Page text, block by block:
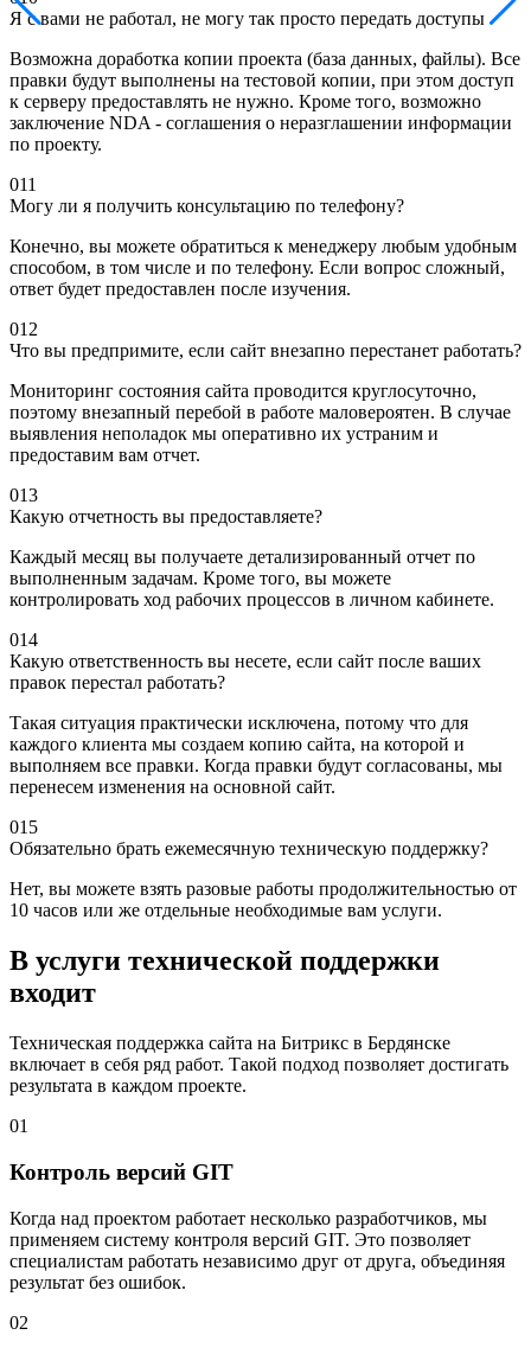
Я с вами не работал, не могу так просто передать доступы
Возможна доработка копии проекта (база данных, файлы). Все
правки будут выполнены на тестовой копии, при этом доступ
к серверу предоставлять не нужно. Кроме того, возможно
заключение NDA - соглашения о неразглашении информации
по проекту.
011
Могу ли я получить консультацию по телефону?
Конечно, вы можете обратиться к менеджеру любым удобным
способом, в том числе и по телефону. Если вопрос сложный,
ответ будет предоставлен после изучения.
012
Что вы предпримите, если сайт внезапно перестанет работать?
Мониторинг состояния сайта проводится круглосуточно,
поэтому внезапный перебой в работе маловероятен. В случае
выявления неполадок мы оперативно их устраним и
предоставим вам отчет.
013
Какую отчетность вы предоставляете?
Каждый месяц вы получаете детализированный отчет по
выполненным задачам. Кроме того, вы можете
контролировать ход рабочих процессов в личном кабинете.
014
Какую ответственность вы несете, если сайт после ваших
правок перестал работать?
Такая ситуация практически исключена, потому что для
каждого клиента мы создаем копию сайта, на которой и
выполняем все правки. Когда правки будут согласованы, мы
перенесем изменения на основной сайт.
015
Обязательно брать ежемесячную техническую поддержку?
Нет, вы можете взять разовые работы продолжительностью от
10 часов или же отдельные необходимые вам услуги.
В услуги технической поддержки
входит
Техническая поддержка сайта на Битрикс в Бердянске
включает в себя ряд работ. Такой подход позволяет достигать
результата в каждом проекте.
01
Контроль версий GIT
Когда над проектом работает несколько разработчиков, мы
применяем систему контроля версий GIT. Это позволяет
специалистам работать независимо друг от друга, объединяя
результат без ошибок.
02